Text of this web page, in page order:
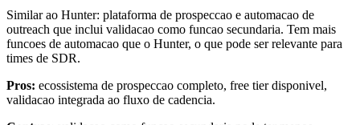
Similar ao Hunter: plataforma de prospeccao e automacao de
outreach que inclui validacao como funcao secundaria. Tem mais
funcoes de automacao que o Hunter, o que pode ser relevante para
times de SDR.
Pros: ecossistema de prospeccao completo, free tier disponivel,
validacao integrada ao fluxo de cadencia.